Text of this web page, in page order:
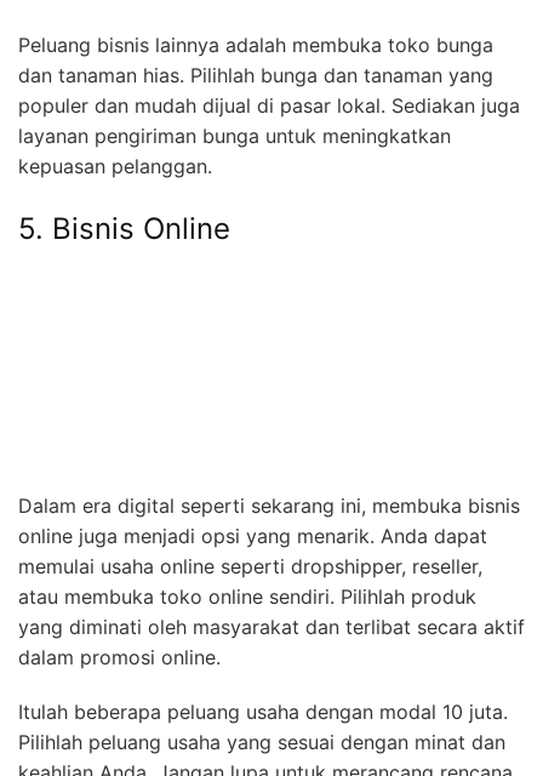
Peluang bisnis lainnya adalah membuka toko bunga
dan tanaman hias. Pilihlah bunga dan tanaman yang
populer dan mudah dijual di pasar lokal. Sediakan juga
layanan pengiriman bunga untuk meningkatkan
kepuasan pelanggan.
5. Bisnis Online
Dalam era digital seperti sekarang ini, membuka bisnis
online juga menjadi opsi yang menarik. Anda dapat
memulai usaha online seperti dropshipper, reseller,
atau membuka toko online sendiri. Pilihlah produk
yang diminati oleh masyarakat dan terlibat secara aktif
dalam promosi online.
Itulah beberapa peluang usaha dengan modal 10 juta.
Pilihlah peluang usaha yang sesuai dengan minat dan